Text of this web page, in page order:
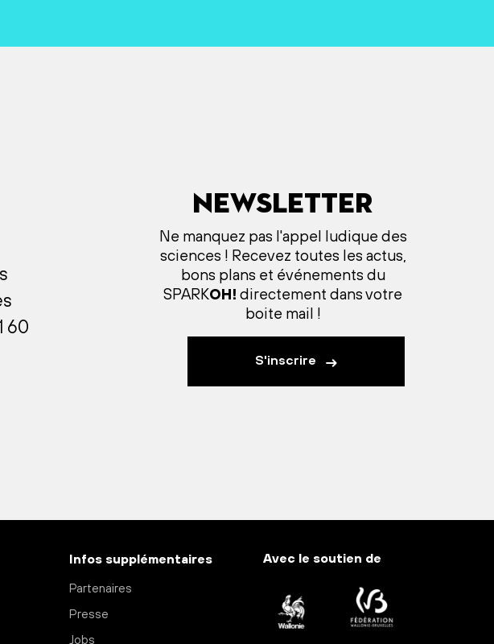
60
Newsletter
Ne manquez pas l'appel ludique des
sciences ! Recevez toutes les actus,
bons plans et événements du
SPARKOH! directement dans votre
boite mail !
S'inscrire
Infos supplémentaires
Partenaires
Presse
Jobs
Avec le soutien de